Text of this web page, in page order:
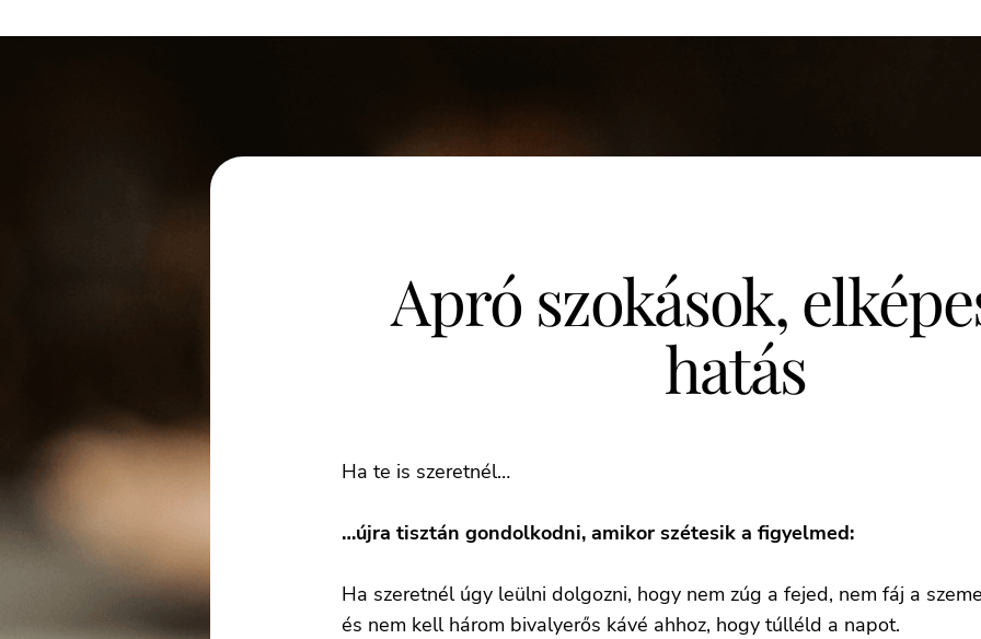
Apró szokások,
hatás
Ha te is szeretnél…
…újra tisztán gondolkodni, amikor szétesik a figyelmed:
Ha szeretnél úgy leülni dolgozni, hogy nem zúg a fejed, nem fáj a
és nem kell három bivalyerős kávé ahhoz, hogy túlléld a napot.